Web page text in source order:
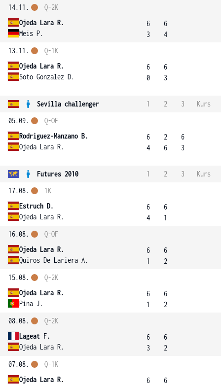
14.11.
Ojeda Lara R.
Meis P.
Q-2K
6
3
6
4
13.11.
Ojeda Lara R.
Soto Gonzalez D.
Q-1K
6
0
6
3
Sevilla challenger 1 2 3
Kurs
05.09.
Rodriguez-Manzano B.
Ojeda Lara R.
Q-OF
6
4
2
6
6
3
Futures 2010 1 2 3
Kurs
17.08.
Estruch D.
Ojeda Lara R.
1K
6
4
6
1
16.08.
Ojeda Lara R.
Quiros De Lariera A.
Q-OF
6
1
6
2
15.08.
Ojeda Lara R.
Pina J.
Q-2K
6
1
6
2
08.08.
Lageat F.
Ojeda Lara R.
Q-2K
6
3
6
2
07.08.
Ojeda Lara R.
Q-1K
6
6